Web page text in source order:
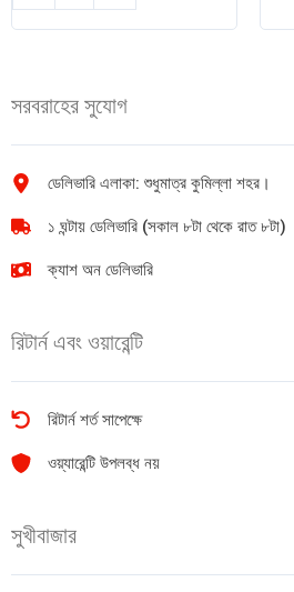
সাবান
৭৫গ্রাম
quantity
তেল
সরবরাহের সুযোগ
ডেলিভারি এলাকা: শুধুমাত্র কুমিল্লা শহর।
১ ঘন্টায় ডেলিভারি (সকাল ৮টা থেকে রাত ৮টা)
ক্যাশ অন ডেলিভারি
রিটার্ন এবং ওয়ারেন্টি
রিটার্ন শর্ত সাপেক্ষে
ওয়্যারেন্টি উপলব্ধ নয়
সুখীবাজার